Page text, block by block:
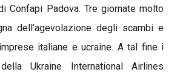
Confapi Padova. Tre giornate molto
dell’agevolazione degli scambi e
italiane e ucraine. A tal fine i
Ukraine International Airlines